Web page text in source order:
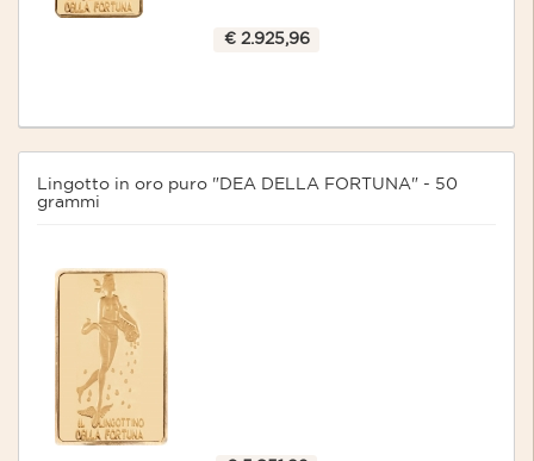
€ 2.925,96
Lingotto in oro puro "DEA DELLA FORTUNA" - 50
grammi